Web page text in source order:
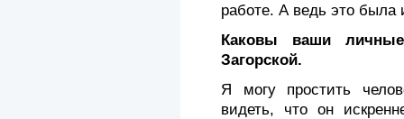
работе. А ведь это была
Каковы ваши
Загорской.
Я могу простить
видеть, что он